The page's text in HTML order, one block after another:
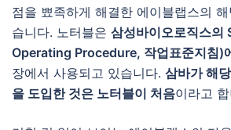
점을 뾰족하게 해결한 에이블랩스의
습니다. 노터블은 삼성바이오로직스의
Operating Procedure, 작업표준지침)
장에서 사용되고 있습니다. 삼바가 해
을 도입한 것은 노터블이 처음이라고